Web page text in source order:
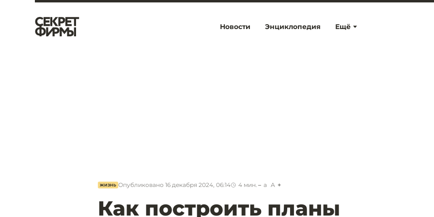
Ещё
Новости Энциклопедия
ЖИЗНЬ Опубликовано 16 декабря 2024, 06:14 4 мин. a A
Как построить планы